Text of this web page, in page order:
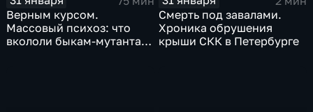
Верным курсом.
Массовый психоз: что
вкололи быкам-мутантам,
Смерть под завалами.
Хроника обрушения
крыши СКК в Петербурге